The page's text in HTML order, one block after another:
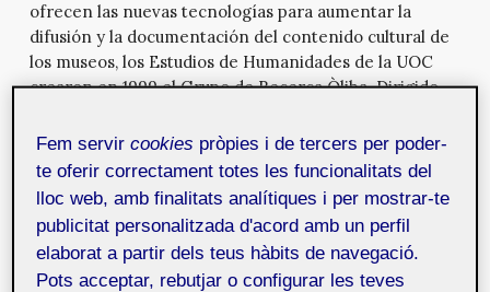
ofrecen las nuevas tecnologías para aumentar la
difusión y la documentación del contenido cultural de
los museos, los Estudios de Humanidades de la UOC
crearon en 1999 el Grupo de Recerca Òliba. Dirigido
museos e instituciones públicas catalanas hacer
exposiciones virtuales que acompañasen y
complementasen las exposici...
Roger Cabezas 5 de juliol de 2002
'Mi nombre es Roger Cabezas. Actualmente soy el
Fem servircookies pròpies i de tercers per poder-
te oferir correctament totes les funcionalitats del
lloc web, amb finalitats analítiques i per mostrar-te
publicitat personalitzada d'acord amb un perfil
elaborat a partir dels teus hàbits de navegació.
Pots acceptar, rebutjar o configurar les teves